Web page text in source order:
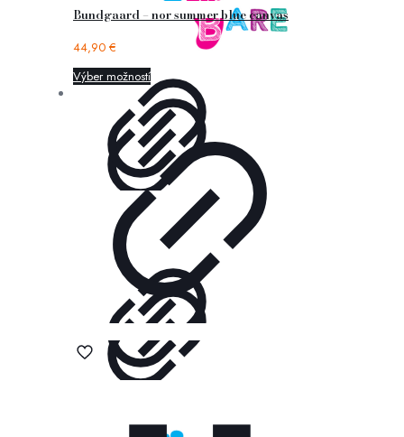
Bundgaard – nor summer blue canvas
44,90 €
Výber možností